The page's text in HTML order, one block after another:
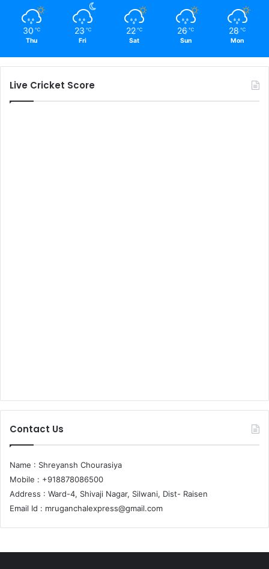
30 ℃
Thu
23 ℃
Fri
22 ℃
Sat
26 ℃
Sun
28 ℃
Mon
Live Cricket Score
Contact Us
Name : Shreyansh Chourasiya
Mobile : +918878086500
Address : Ward-4, Shivaji Nagar, Silwani, Dist- Raisen
Email Id : mruganchalexpress@gmail.com